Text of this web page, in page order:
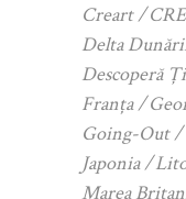
Creart
Delta
Descoperă
Franța
Going-Out
Japonia
Marea